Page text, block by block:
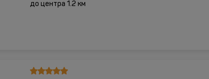
до центра 1.2 км